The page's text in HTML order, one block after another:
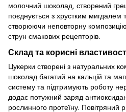
молочний шоколад, створений
поєднується з хрустким мигдалем
створюючи неповторну
струн смакових рецепторів.
Склад та корисні
Цукерки створені з натуральних
шоколад багатий на кальцій та
систему та підтримують роботу
додає потужний заряд
рослинного протеїну. Повітряний